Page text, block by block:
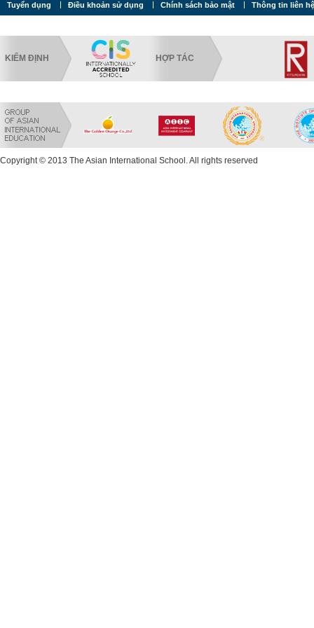
Tuyển dụng Điều khoản sử dụng Chính sách bảo mật Thông tin liên hệ
KIỂM ĐỊNH HỢP TÁC
Copyright © 2013 The Asian International School. All rights reserved